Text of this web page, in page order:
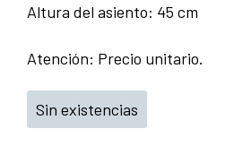
Altura del asiento: 45 cm
Atención: Precio unitario.
Sin existencias